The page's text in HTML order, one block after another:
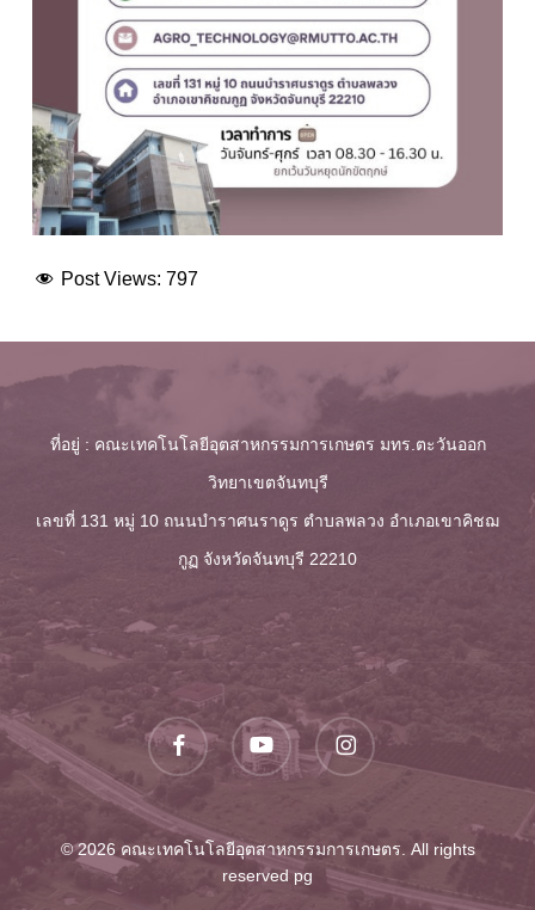
Post Views: 797
ที่อยู่ : คณะเทคโนโลยีอุตสาหกรรมการเกษตร มทร.ตะวันออก
วิทยาเขตจันทบุรี
เลขที่ 131 หมู่ 10 ถนนบำราศนราดูร ตำบลพลวง อำเภอเขาคิชฌ
กูฏ จังหวัดจันทบุรี 22210
facebook youtube instagram
© 2026 คณะเทคโนโลยีอุตสาหกรรมการเกษตร. All rights
reservedpg